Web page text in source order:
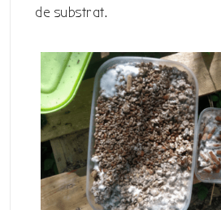
de substrat.